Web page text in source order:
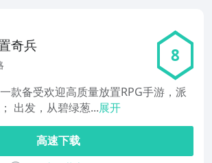
奇兵 8
款备受欢迎高质量放置RPG手游，派
出发，从碧绿葱...展开
高速下载